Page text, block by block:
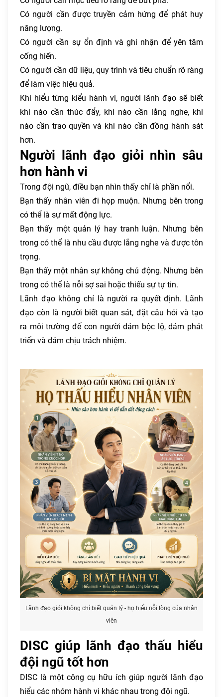
Có người cần được truyền cảm hứng để phát huy
năng lượng.
Có người cần sự ổn định và ghi nhận để yên tâm
cống hiến.
Có người cần dữ liệu, quy trình và tiêu chuẩn rõ ràng
để làm việc hiệu quả.
Khi hiểu từng kiểu hành vi, người lãnh đạo sẽ biết
khi nào cần thúc đẩy, khi nào cần lắng nghe, khi
nào cần trao quyền và khi nào cần đồng hành sát
hơn.
Người lãnh đạo giỏi nhìn sâu
hơn hành vi
Trong đội ngũ, điều bạn nhìn thấy chỉ là phần nổi.
Bạn thấy nhân viên đi họp muộn. Nhưng bên trong
có thể là sự mất động lực.
Bạn thấy một quản lý hay tranh luận. Nhưng bên
trong có thể là nhu cầu được lắng nghe và được tôn
trọng.
Bạn thấy một nhân sự không chủ động. Nhưng bên
trong có thể là nỗi sợ sai hoặc thiếu sự tự tin.
Lãnh đạo không chỉ là người ra quyết định. Lãnh
đạo còn là người biết quan sát, đặt câu hỏi và tạo
ra môi trường để con người dám bộc lộ, dám phát
triển và dám chịu trách nhiệm.
Lãnh đạo giỏi không chỉ biết quản lý - họ hiểu nỗi lòng của nhân
viên
DISC giúp lãnh đạo thấu hiểu
đội ngũ tốt hơn
DISC là một công cụ hữu ích giúp người lãnh đạo
hiểu các nhóm hành vi khác nhau trong đội ngũ.